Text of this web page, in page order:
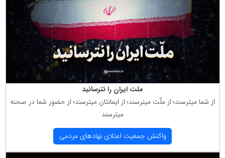
ملت ایران را نترسانید
از شما میترسند؛ از ملّت میترسند؛ از ایمانتان میترسند؛ از حضور شما در صحنه
میترسند
واكنش جمعیت اعتلای نهادهای مردمی